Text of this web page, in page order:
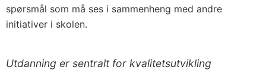
spørsmål som må ses i sammenheng med andre
initiativer i skolen.
Utdanning er sentralt for kvalitetsutvikling